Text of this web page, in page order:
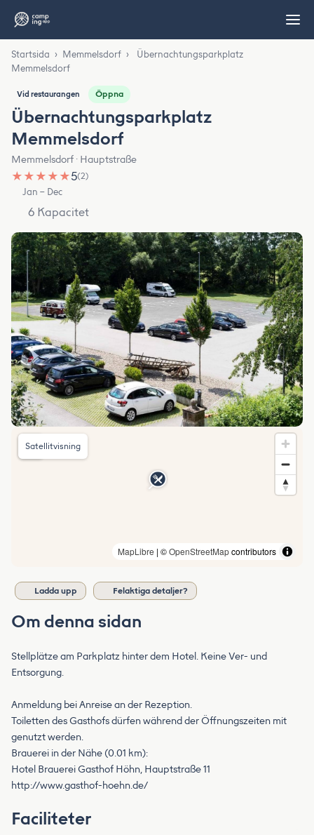
Startsida › Memmelsdorf ›
Übernachtungsparkplatz
Memmelsdorf
Vid restaurangen Öppna
Übernachtungsparkplatz
Memmelsdorf
Memmelsdorf · Hauptstraße
★ ★ ★ ★ ★5(2)
Jan – Dec
6 Kapacitet
MapLibre | ©OpenStreetMapcontributors
Satellitvisning
Ladda upp Felaktiga detaljer?
Om denna sidan
Stellplätze am Parkplatz hinter dem Hotel. Keine Ver- und
Entsorgung.
Anmeldung bei Anreise an der Rezeption.
Toiletten des Gasthofs dürfen während der Öffnungszeiten mit
genutzt werden.
Brauerei in der Nähe (0.01 km):
Hotel Brauerei Gasthof Höhn, Hauptstraße 11
http://www.gasthof-hoehn.de/
Faciliteter